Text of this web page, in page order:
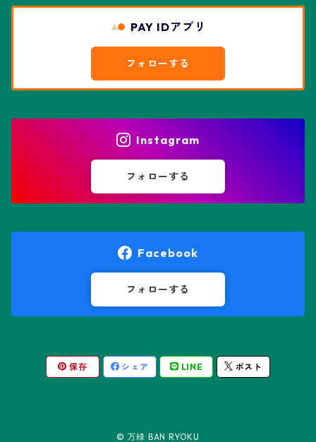
リザード・スキン兜
花園兜
エリオシケ属
オレオケレウス属
friedrichii LB 2178
キリンドロオプンチア属
パキポディウム属
フェネストラリア属
プセウドリトス属
ユーフォルビア属
PAY IDアプリ
フォローする
Instagram
フォローする
Facebook
フォローする
保存 シェア LINE ポスト
© 万緑 BAN RYOKU